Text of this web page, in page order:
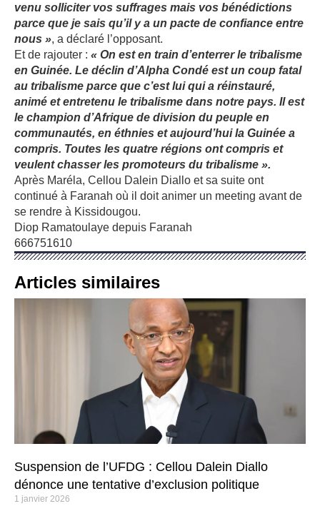
venu solliciter vos suffrages mais vos bénédictions
parce que je sais qu’il y a un pacte de confiance entre
nous », a déclaré l’opposant.
Et de rajouter : « On est en train d’enterrer le tribalisme
en Guinée. Le déclin d’Alpha Condé est un coup fatal
au tribalisme parce que c’est lui qui a réinstauré,
animé et entretenu le tribalisme dans notre pays. Il est
le champion d’Afrique de division du peuple en
communautés, en éthnies et aujourd’hui la Guinée a
compris. Toutes les quatre régions ont compris et
veulent chasser les promoteurs du tribalisme ».
Après Maréla, Cellou Dalein Diallo et sa suite ont
continué à Faranah où il doit animer un meeting avant de
se rendre à Kissidougou.
Diop Ramatoulaye depuis Faranah
666751610
Articles similaires
Suspension de l’UFDG : Cellou Dalein Diallo
dénonce une tentative d’exclusion politique
1 janvier 2026